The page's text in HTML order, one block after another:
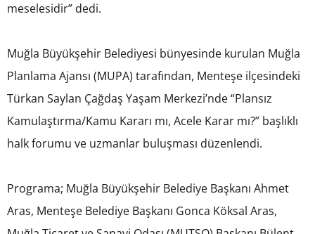
meselesidir” dedi.
Muğla Büyükşehir Belediyesi bünyesinde kurulan Muğla
Planlama Ajansı (MUPA) tarafından, Menteşe ilçesindeki
Türkan Saylan Çağdaş Yaşam Merkezi’nde “Plansız
Kamulaştırma/Kamu Kararı mı, Acele Karar mı?” başlıklı
halk forumu ve uzmanlar buluşması düzenlendi.
Programa; Muğla Büyükşehir Belediye Başkanı Ahmet
Aras, Menteşe Belediye Başkanı Gonca Köksal Aras,